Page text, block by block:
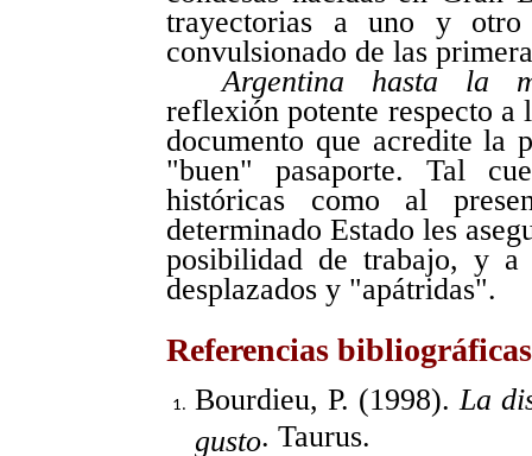
trayectorias a uno y
convulsionado de las
Argentina hasta la
reflexión potente respecto a
documento que acredite la
"buen" pasaporte. Tal
históricas como al
determinado Estado les
posibilidad de trabajo, y
desplazados y "apátridas".
Referencias bibliográficas
Bourdieu, P. (1998).La
gusto. Taurus.